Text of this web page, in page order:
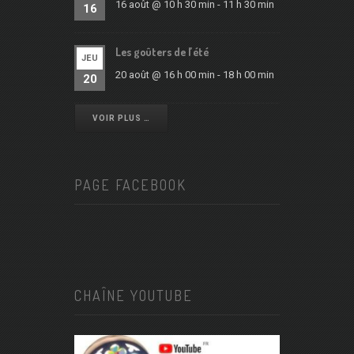
16 16 août @ 10 h 30 min - 11 h 30 min
JEU
20
Les goûters de l’été
20 août @ 16 h 00 min - 18 h 00 min
VOIR PLUS …
PAGE FACEBOOK
CHAÎNE YOUTUBE